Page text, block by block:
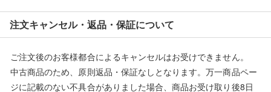
注文キャンセル・返品・保証について
ご注文後のお客様都合によるキャンセルはお受けできません。
中古商品のため、原則返品・保証なしとなります。万一商品ペー
ジに記載のない不具合がありました場合、商品お受け取り後8日